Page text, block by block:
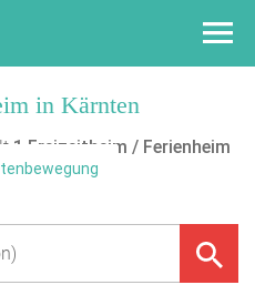
in Kärnten
1 Freizeitheim / Ferienheim